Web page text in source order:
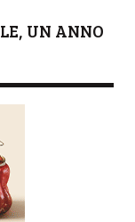
UN ANNO